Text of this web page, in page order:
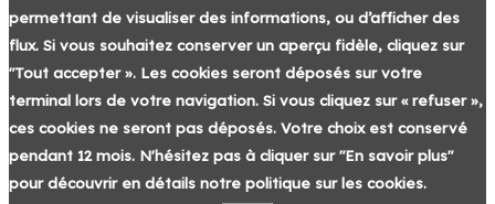
permettant de visualiser des informations, ou d’afficher des
flux. Si vous souhaitez conserver un aperçu fidèle, cliquez sur
"Tout accepter ». Les cookies seront déposés sur votre
terminal lors de votre navigation. Si vous cliquez sur « refuser »,
ces cookies ne seront pas déposés. Votre choix est conservé
pendant 12 mois. N'hésitez pas à cliquer sur "En savoir plus"
pour découvrir en détails notre politique sur les cookies.